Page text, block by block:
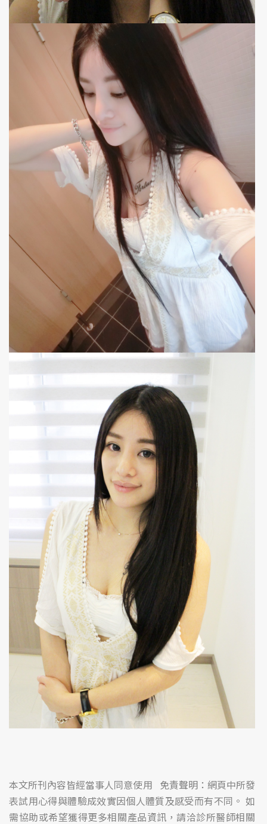
本文所刊內容皆經當事人同意使用 免責聲明：網頁中所發
表試用心得與體驗成效實因個人體質及感受而有不同。 如
需協助或希望獲得更多相關產品資訊，請洽診所醫師相關